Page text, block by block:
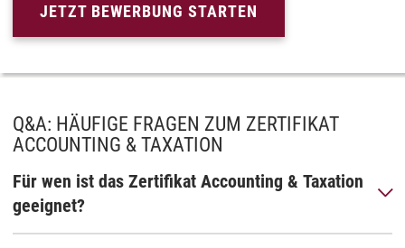
JETZT BEWERBUNG STARTEN
Q&A: HÄUFIGE FRAGEN ZUM ZERTIFIKAT
ACCOUNTING & TAXATION
Für wen ist das Zertifikat Accounting & Taxation
geeignet?